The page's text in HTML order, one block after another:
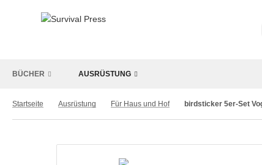
BÜCHER AUSRÜSTUNG
Startseite Ausrüstung Für Haus und Hof